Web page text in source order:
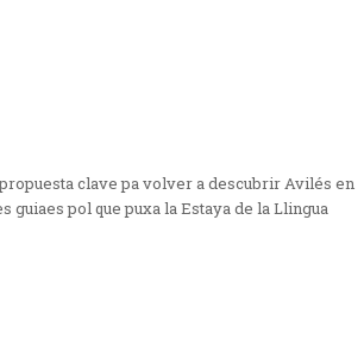
clave pa volver a descubrir Avilés en
guiaes pol que puxa la Estaya de la Llingua